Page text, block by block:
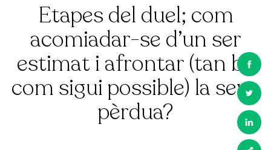
Etapes del duel; com
acomiadar-se d’un ser
estimat i afrontar (tan bé
com sigui possible) la seva
pèrdua?